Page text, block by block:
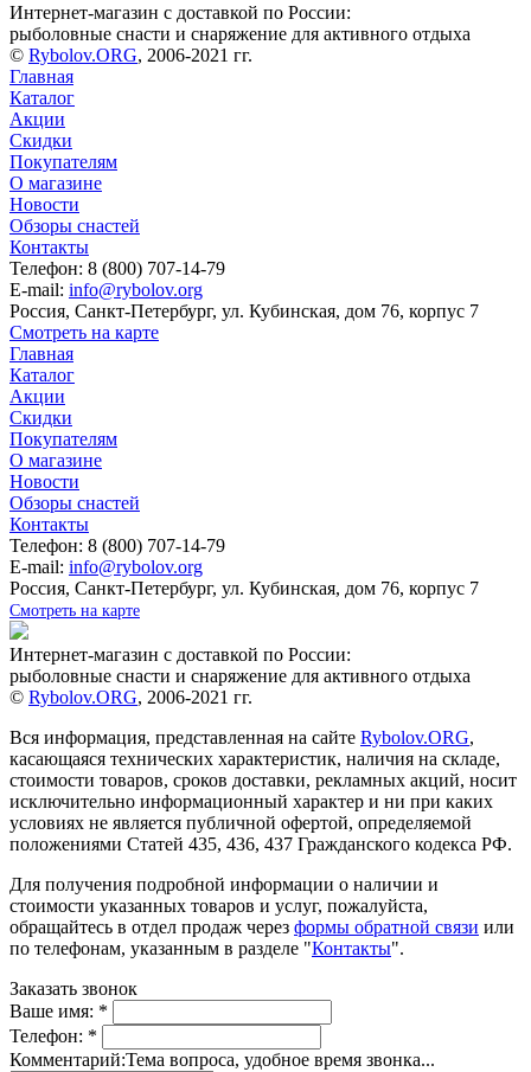
Интернет-магазин с доставкой по России:
рыболовные снасти и снаряжение для активного отдыха
© Rybolov.ORG, 2006-2021 гг.
Главная
Каталог
Акции
Скидки
Покупателям
О магазине
Новости
Обзоры снастей
Контакты
Телефон: 8 (800) 707-14-79
E-mail: info@rybolov.org
Россия, Санкт-Петербург, ул. Кубинская, дом 76, корпус 7
Смотреть на карте
Главная
Каталог
Акции
Скидки
Покупателям
О магазине
Новости
Обзоры снастей
Контакты
Телефон: 8 (800) 707-14-79
E-mail: info@rybolov.org
Россия, Санкт-Петербург, ул. Кубинская, дом 76, корпус 7
Смотреть на карте
Интернет-магазин с доставкой по России:
рыболовные снасти и снаряжение для активного отдыха
© Rybolov.ORG, 2006-2021 гг.
Вся информация, представленная на сайте Rybolov.ORG,
касающаяся технических характеристик, наличия на складе,
стоимости товаров, сроков доставки, рекламных акций, носит
исключительно информационный характер и ни при каких
условиях не является публичной офертой, определяемой
положениями Статей 435, 436, 437 Гражданского кодекса РФ.
Для получения подробной информации о наличии и
стоимости указанных товаров и услуг, пожалуйста,
обращайтесь в отдел продаж через формы обратной связи или
по телефонам, указанным в разделе "Контакты".
Заказать звонок
Ваше имя: *
Телефон: *
Комментарий:Тема вопроса, удобное время звонка...